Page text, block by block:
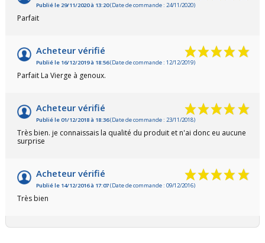
Publié le 29/11/2020 à 13:20(Date de commande : 24/11/2020)
Parfait
Acheteur vérifié
Publié le 16/12/2019 à 18:56(Date de commande : 12/12/2019)
Parfait La Vierge à genoux.
Acheteur vérifié
Publié le 01/12/2018 à 18:36(Date de commande : 23/11/2018)
Très bien. je connaissais la qualité du produit et n'ai donc eu aucune
surprise
Acheteur vérifié
Publié le 14/12/2016 à 17:07(Date de commande : 09/12/2016)
Très bien